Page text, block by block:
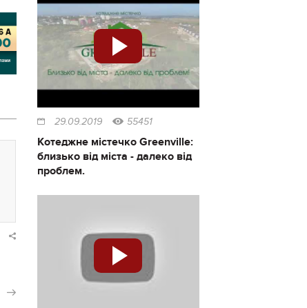
29.09.2019 55451
Котеджне містечко Greenville:
близько від міста - далеко від
проблем.